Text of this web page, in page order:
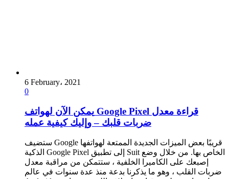
6 February، 2021
0
يمكن الآن لهواتف Google Pixel قراءة معدل
ضربات قلبك – وإليك كيفية عمله
ستضيف Google قريبًا بعض الميزات الجديدة الممتعة لهواتفها
الذكية Google Pixel إلى تطبيق Suit الخاص بها. من خلال وضع
إصبعك على الكاميرا الخلفية ، ستتمكن من مراقبة معدل
ضربات القلب ، وهو ما يذكرنا بدعة منذ عدة سنوات في عالم